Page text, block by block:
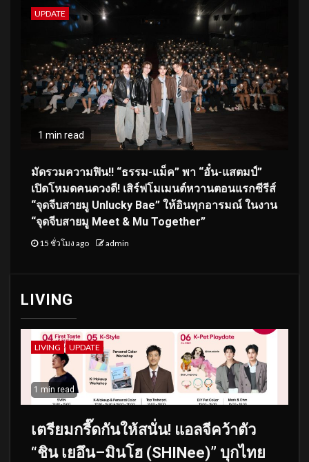
UPDATE
1 min read
มัดรวมความฟิน!! “ธรรม-แม็ค” พา “อั๋น-แสตมป์”
เปิดโหมดคนดวงดี! เสิร์ฟโมเมนต์หวานตอนแรกซีรีส์
“จุดจีบสายมู Unlucky Bae” ให้อินทุกอารมณ์ ในงาน
“จุดจีบสายมู Meet & Mu Together”
15 ชั่วโมง ago admin
LIVING
LIVING UPDATE
1 min read
เตรียมกรี๊ดกันให้สนั่น! แอลจีคว้าตัว
“ชิน เยอึน–มินโฮ (SHINee)” บุกไทย